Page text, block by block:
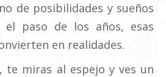
de posibilidades y sueños
paso de los años, esas
en realidades.
te miras al espejo y ves un